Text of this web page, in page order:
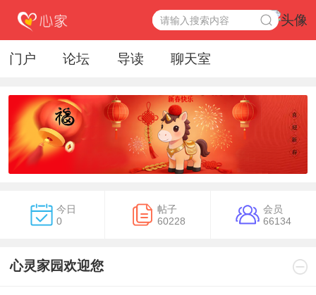
门户 论坛 导读 聊天室
今日
0
帖子
60228
会员
66134
心灵家园欢迎您